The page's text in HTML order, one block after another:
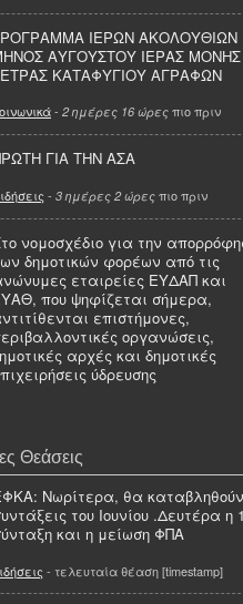
ΙΕΡΩΝ ΑΚΟΛΟΥΘΙΩΝ
ΑΥΓΟΥΣΤΟΥ ΙΕΡΑΣ ΜΟΝΗΣ
ΚΑΤΑΦΥΓΙΟΥ ΑΓΡΑΦΩΝ
- 2 ημέρες 16 ώρες πιο πριν
ΓΙΑ ΤΗΝ ΑΣΑ
- 3 ημέρες 2 ώρες πιο πριν
νομοσχέδιο για την
δημοτικών φορέων από τις
εταιρείες ΕΥΔΑΠ και
που ψηφίζεται σήμερα,
επιστήμονες,
οργανώσεις,
αρχές και δημοτικές
ύδρευσης
Θεάσεις
Νωρίτερα, θα καταβληθούν
του Ιουνίου .Δευτέρα η
και η μείωση ΦΠΑ
- τελευταία θέαση [timestamp]